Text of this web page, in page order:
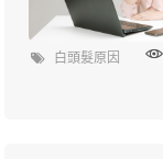
白頭髮原因